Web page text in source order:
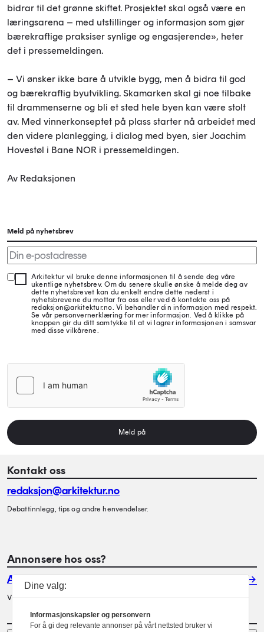
bidrar til det grønne skiftet. Prosjektet skal også være en
læringsarena – med utstillinger og informasjon som gjør
bærekraftige praksiser synlige og engasjerende», heter
det i pressemeldingen.
– Vi ønsker ikke bare å utvikle bygg, men å bidra til god
og bærekraftig byutvikling. Skamarken skal gi noe tilbake
til drammenserne og bli et sted hele byen kan være stolt
av. Med vinnerkonseptet på plass starter nå arbeidet med
den videre planlegging, i dialog med byen, sier Joachim
Hovestøl i Bane NOR i pressemeldingen.
Av Redaksjonen
Meld på nyhetsbrev
Arkitektur vil bruke denne informasjonen til å sende deg våre
ukentlige nyhetsbrev. Om du senere skulle ønske å melde deg av
dette nyhetsbrevet kan du enkelt endre dette nederst i
nyhetsbrevene du mottar fra oss eller ved å kontakte oss på
redaksjon@arkitektur.no. Vi behandler din informasjon med respekt.
Se vår personvernerklæring for mer informasjon. Ved å klikke på
knappen gir du ditt samtykke til at vi lagrer informasjonen i samsvar
med disse vilkårene.
Meld på
Kontakt oss
redaksjon@arkitektur.no
Debattinnlegg, tips og andre henvendelser.
Annonsere hos oss?
Annonser
Vil du annonsere i Arkitektur? Les mer her.
Dine valg:
Informasjonskapsler og personvern
For å gi deg relevante annonser på vårt nettsted bruker vi